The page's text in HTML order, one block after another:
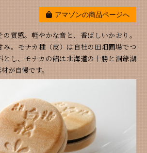
アマゾンの商品ページへ
質感。軽やかな音と、香ばしいかおり。
み。モナカ種（皮）は自社の田畑圃場でつ
とし、モナカの餡は北海道の十勝と洞爺湖
が自慢です。